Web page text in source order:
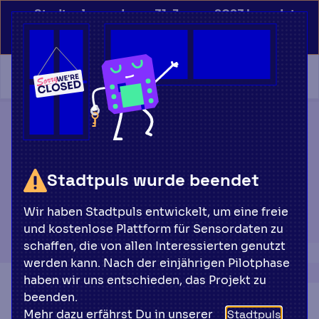
Stadtpuls wurde am 31. Januar 2023 beendet.
Startseite
Sensoren
Dokumentation
Zurück zu Sensoren
Stadtpuls wurde beendet
Wir haben Stadtpuls entwickelt, um eine freie
und kostenlose Plattform für Sensordaten zu
schaffen, die von allen Interessierten genutzt
werden kann. Nach der einjährigen Pilotphase
haben wir uns entschieden, das Projekt zu
beenden.
Mehr dazu erfährst Du in unserer
Stadtpuls